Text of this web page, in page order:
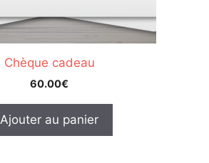
Chèque cadeau
60.00€
Ajouter au panier